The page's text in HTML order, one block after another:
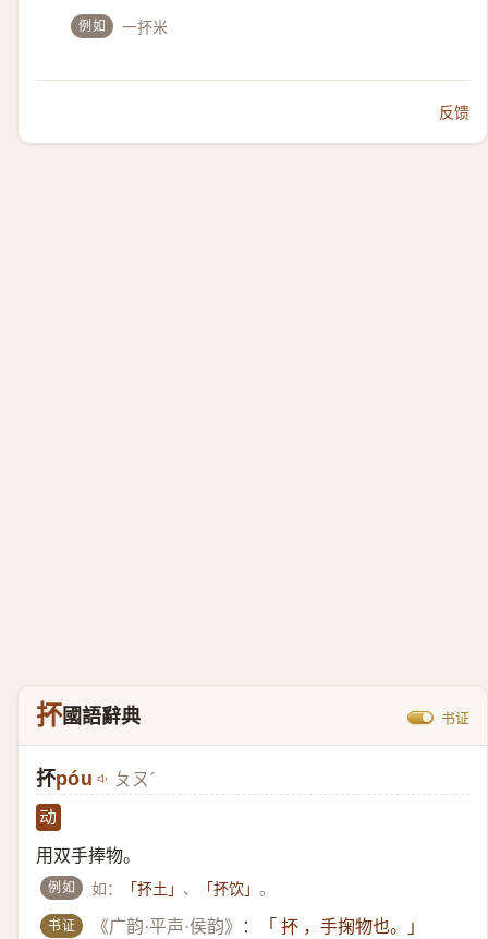
例如 一抔米
反馈
抔國語辭典 书证
抔póu ㄆㄡˊ
动
用双手捧物。
例如 如： 「抔土」 、 「抔饮」。
书证 《广韵·平声·侯韵》 ： 「 抔 ，手掬物也。」